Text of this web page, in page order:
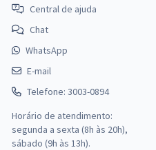
33,33
99,98 (-20%)
Ações Socioeducativas do Rio de
Central de ajuda
Chat
WhatsApp
E-mail
Telefone: 3003-0894
Horário de atendimento:
segunda a sexta (8h às 20h),
sábado (9h às 13h).